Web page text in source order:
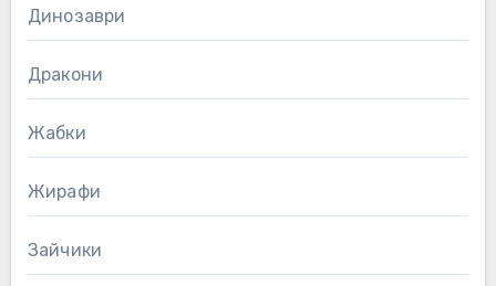
Динозаври
Дракони
Жабки
Жирафи
Зайчики